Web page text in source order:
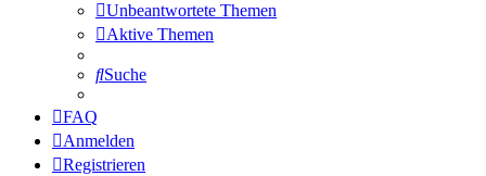
Unbeantwortete Themen
Aktive Themen
Suche
FAQ
Anmelden
Registrieren